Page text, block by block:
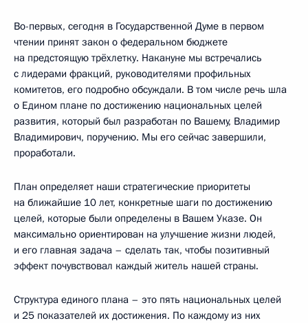
Во-первых, сегодня в Государственной Думе в первом
чтении принят закон о федеральном бюджете
на предстоящую трёхлетку. Накануне мы встречались
с лидерами фракций, руководителями профильных
комитетов, его подробно обсуждали. В том числе речь шла
о Едином плане по достижению национальных целей
развития, который был разработан по Вашему, Владимир
Владимирович, поручению. Мы его сейчас завершили,
проработали.
План определяет наши стратегические приоритеты
на ближайшие 10 лет, конкретные шаги по достижению
целей, которые были определены в Вашем Указе. Он
максимально ориентирован на улучшение жизни людей,
и его главная задача – сделать так, чтобы позитивный
эффект почувствовал каждый житель нашей страны.
Структура единого плана – это пять национальных целей
и 25 показателей их достижения. По каждому из них